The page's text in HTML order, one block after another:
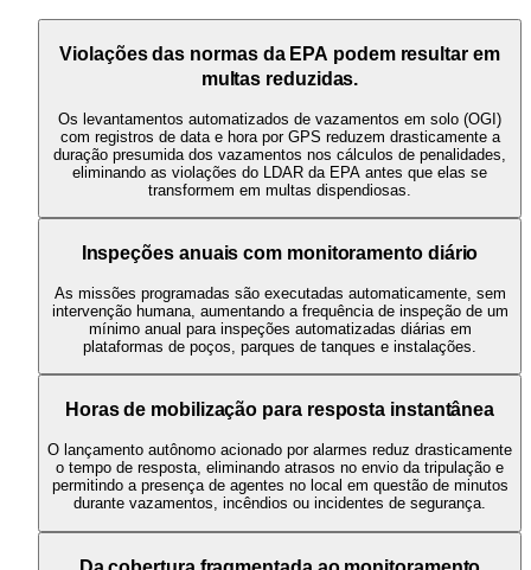
Violações das normas da EPA podem resultar em
multas reduzidas.
Os levantamentos automatizados de vazamentos em solo (OGI)
com registros de data e hora por GPS reduzem drasticamente a
duração presumida dos vazamentos nos cálculos de penalidades,
eliminando as violações do LDAR da EPA antes que elas se
transformem em multas dispendiosas.
Inspeções anuais com monitoramento diário
As missões programadas são executadas automaticamente, sem
intervenção humana, aumentando a frequência de inspeção de um
mínimo anual para inspeções automatizadas diárias em
plataformas de poços, parques de tanques e instalações.
Horas de mobilização para resposta instantânea
O lançamento autônomo acionado por alarmes reduz drasticamente
o tempo de resposta, eliminando atrasos no envio da tripulação e
permitindo a presença de agentes no local em questão de minutos
durante vazamentos, incêndios ou incidentes de segurança.